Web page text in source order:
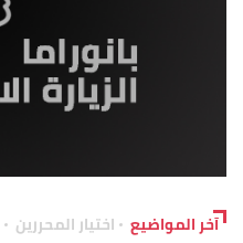
آخر المواضيع اختيار المحررين